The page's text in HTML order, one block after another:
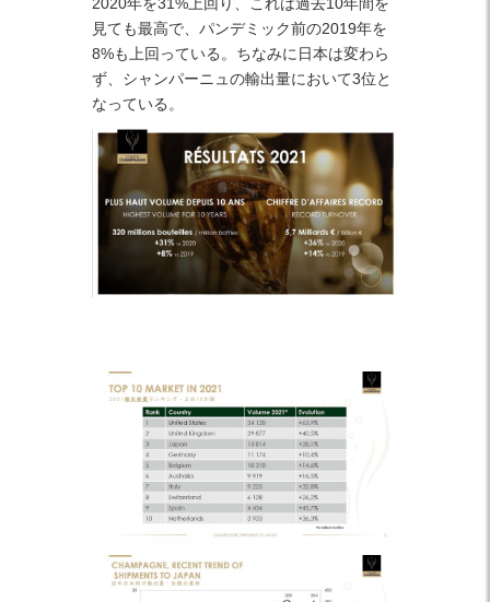
見ても最高で、パンデミック前の2019年を
8%も上回っている。ちなみに日本は変わら
ず、シャンパーニュの輸出量において3位と
なっている。